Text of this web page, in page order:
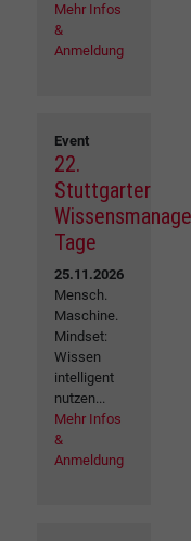
Mehr Infos
&
Anmeldung
Event
22.
Stuttgarter
Tage
25.11.2026
Mensch.
Maschine.
Mindset:
Wissen
intelligent
nutzen...
Mehr Infos
&
Anmeldung